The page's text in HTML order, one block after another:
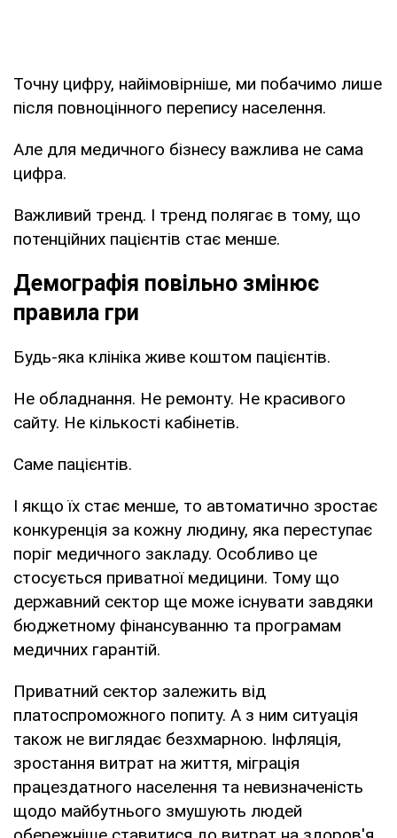
Точну цифру, найімовірніше, ми побачимо лише
після повноцінного перепису населення.
Але для медичного бізнесу важлива не сама
цифра.
Важливий тренд. І тренд полягає в тому, що
потенційних пацієнтів стає менше.
Демографія повільно змінює
правила гри
Будь-яка клініка живе коштом пацієнтів.
Не обладнання. Не ремонту. Не красивого
сайту. Не кількості кабінетів.
Саме пацієнтів.
І якщо їх стає менше, то автоматично зростає
конкуренція за кожну людину, яка переступає
поріг медичного закладу. Особливо це
стосується приватної медицини. Тому що
державний сектор ще може існувати завдяки
бюджетному фінансуванню та програмам
медичних гарантій.
Приватний сектор залежить від
платоспроможного попиту. А з ним ситуація
також не виглядає безхмарною. Інфляція,
зростання витрат на життя, міграція
працездатного населення та невизначеність
щодо майбутнього змушують людей